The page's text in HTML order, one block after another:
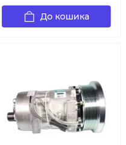
До кошика